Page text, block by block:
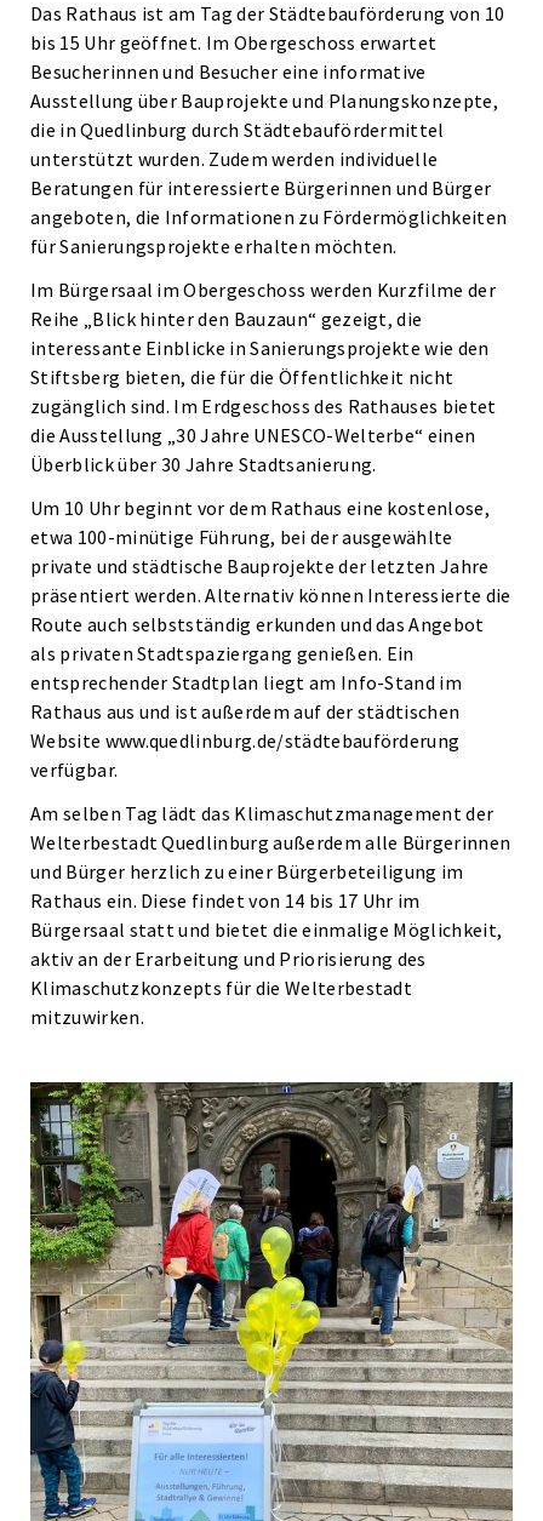
Das Rathaus ist am Tag der Städtebauförderung von 10
bis 15 Uhr geöffnet. Im Obergeschoss erwartet
Besucherinnen und Besucher eine informative
Ausstellung über Bauprojekte und Planungskonzepte,
die in Quedlinburg durch Städtebaufördermittel
unterstützt wurden. Zudem werden individuelle
Beratungen für interessierte Bürgerinnen und Bürger
angeboten, die Informationen zu Fördermöglichkeiten
für Sanierungsprojekte erhalten möchten.
Im Bürgersaal im Obergeschoss werden Kurzfilme der
Reihe „Blick hinter den Bauzaun“ gezeigt, die
interessante Einblicke in Sanierungsprojekte wie den
Stiftsberg bieten, die für die Öffentlichkeit nicht
zugänglich sind. Im Erdgeschoss des Rathauses bietet
die Ausstellung „30 Jahre UNESCO-Welterbe“ einen
Überblick über 30 Jahre Stadtsanierung.
Um 10 Uhr beginnt vor dem Rathaus eine kostenlose,
etwa 100-minütige Führung, bei der ausgewählte
private und städtische Bauprojekte der letzten Jahre
präsentiert werden. Alternativ können Interessierte die
Route auch selbstständig erkunden und das Angebot
als privaten Stadtspaziergang genießen. Ein
entsprechender Stadtplan liegt am Info-Stand im
Rathaus aus und ist außerdem auf der städtischen
Website www.quedlinburg.de/städtebauförderung
verfügbar.
Am selben Tag lädt das Klimaschutzmanagement der
Welterbestadt Quedlinburg außerdem alle Bürgerinnen
und Bürger herzlich zu einer Bürgerbeteiligung im
Rathaus ein. Diese findet von 14 bis 17 Uhr im
Bürgersaal statt und bietet die einmalige Möglichkeit,
aktiv an der Erarbeitung und Priorisierung des
Klimaschutzkonzepts für die Welterbestadt
mitzuwirken.